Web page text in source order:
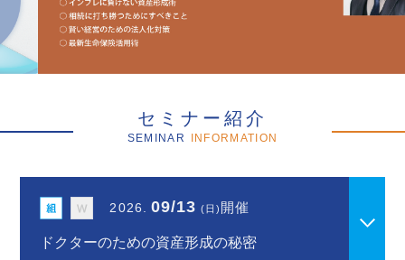
セミナー紹介
SEMINAR INFORMATION
2026. 09/13 (日) 開催
ドクターのための資産形成の秘密